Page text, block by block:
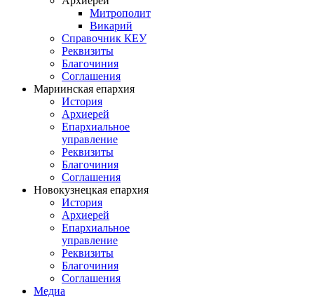
Митрополит
Викарий
Справочник КЕУ
Реквизиты
Благочиния
Соглашения
Мариинская епархия
История
Архиерей
Епархиальное
управление
Реквизиты
Благочиния
Соглашения
Новокузнецкая епархия
История
Архиерей
Епархиальное
управление
Реквизиты
Благочиния
Соглашения
Медиа